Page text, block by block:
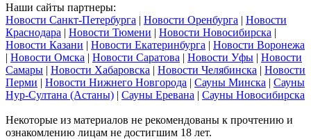
Наши сайты партнеры:
Новости Санкт-Петербурга | Новости Оренбурга | Новости
Краснодара | Новости Тюмени | Новости Новосибирска |
Новости Казани | Новости Екатеринбурга | Новости Воронежа
| Новости Омска | Новости Саратова | Новости Уфы | Новости
Самары | Новости Хабаровска | Новости Челябинска | Новости
Перми | Новости Нижнего Новгорода | Сауны Минска | Сауны
Нур-Султана (Астаны) | Сауны Еревана | Сауны Новосибирска
Некоторые из материалов не рекомендованы к прочтению и
ознакомлению лицам не достигшим 18 лет.